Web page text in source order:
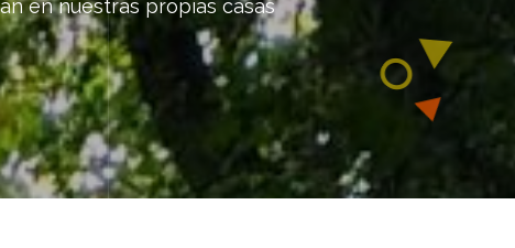
en nuestras propias casas